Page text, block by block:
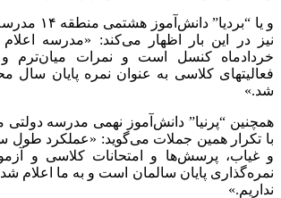
و یا “بردیا”
نیز در این بار اظهار می‌کند: «مدرسه
خردادماه کنسل است و نمرات میان‌ترم
فعالیتهای کلاسی به عنوان نمره پایان سال
شد.»
با تکرار همین جملات می‌گوید: «عملکرد طول
و غیاب، پرسش‌ها و امتحانات کلاسی و
نمره‌گذاری پایان سالمان است و به ما اعلام
نداریم.»